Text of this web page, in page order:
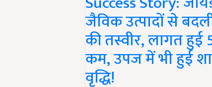
जैविक उत्पादों से
की तस्वीर, लागत हुई
कम, उपज में भी हुई
वृद्धि!